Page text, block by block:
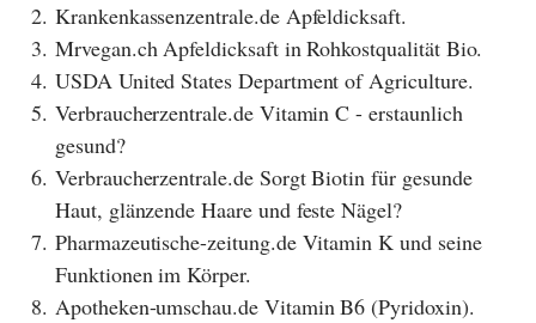
2. Krankenkassenzentrale.de Apfeldicksaft.
3. Mrvegan.ch Apfeldicksaft in Rohkostqualität Bio.
4. USDA United States Department of Agriculture.
5. Verbraucherzentrale.de Vitamin C - erstaunlich
gesund?
6. Verbraucherzentrale.de Sorgt Biotin für gesunde
Haut, glänzende Haare und feste Nägel?
7. Pharmazeutische-zeitung.de Vitamin K und seine
Funktionen im Körper.
8. Apotheken-umschau.de Vitamin B6 (Pyridoxin).